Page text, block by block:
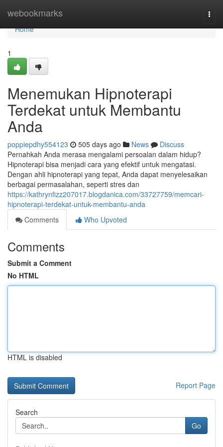
webookmarks
Home
Home
1
Menemukan Hipnoterapi
Terdekat untuk Membantu
Anda
poppiepdhy554123 505 days ago News
Discuss
Pernahkah Anda merasa mengalami persoalan dalam hidup?
Hipnoterapi bisa menjadi cara yang efektif untuk mengatasi.
Dengan ahli hipnoterapi yang tepat, Anda dapat menyelesaikan
berbagai permasalahan, seperti stres dan
https://kathrynfizz207017.blogdanica.com/33727759/memcari-
hipnoterapi-terdekat-untuk-membantu-anda
Comments
Who Upvoted
Comments
Submit a Comment
No HTML
HTML is disabled
Report Page
Search
Go